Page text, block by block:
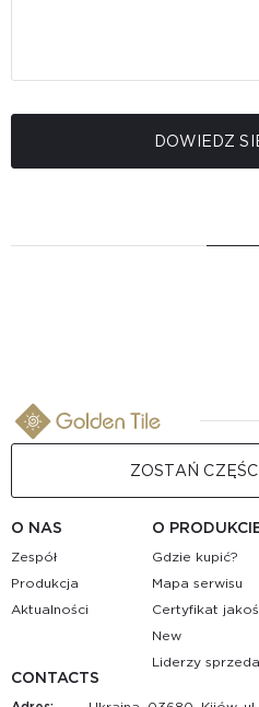
DOWIEDZ
ZOSTAŃ
O NAS
Zespół
Produkcja
Aktualności
O
Gdzie kupić?
Mapa serwisu
Certyfikat
New
Liderzy
CONTACTS